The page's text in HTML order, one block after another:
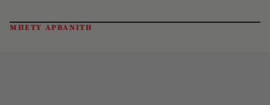
ΜΠΕΤΥ ΑΡΒΑΝΙΤΗ